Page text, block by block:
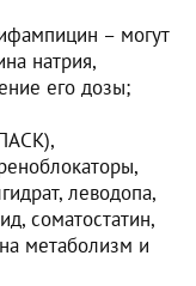
– могут
натрия,
его дозы;
леводопа,
соматостатин,
метаболизм и